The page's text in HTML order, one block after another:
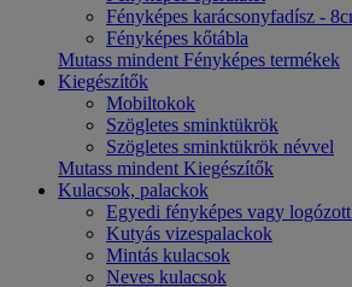
Fényképes karácsonyfadísz -
Fényképes kőtábla
Mutass mindent Fényképes termékek
Kiegészítők
Mobiltokok
Szögletes sminktükrök
Szögletes sminktükrök névvel
Mutass mindent Kiegészítők
Kulacsok, palackok
Egyedi fényképes vagy
Kutyás vizespalackok
Mintás kulacsok
Neves kulacsok